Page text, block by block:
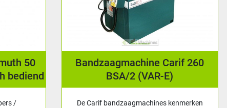
Carif 260
BSA/2 (VAR-E)
bandzaagmachines kenmerken
Straalcabine /
Straalcabine wordt